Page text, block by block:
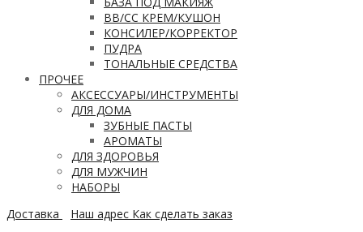
ВВ/CC КРЕМ/КУШОН
КОНСИЛЕР/КОРРЕКТОР
ПУДРА
ТОНАЛЬНЫЕ СРЕДСТВА
ПРОЧЕЕ
АКСЕССУАРЫ/ИНСТРУМЕНТЫ
ДЛЯ ДОМА
ЗУБНЫЕ ПАСТЫ
АРОМАТЫ
ДЛЯ ЗДОРОВЬЯ
ДЛЯ МУЖЧИН
НАБОРЫ
Доставка
Наш адрес Как сделать заказ